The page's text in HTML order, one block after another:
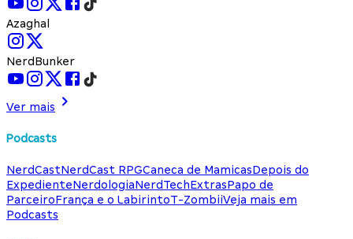
Azaghal
NerdBunker
Ver mais
Podcasts
NerdCastNerdCast RPGCaneca de MamicasDepois do
ExpedienteNerdologiaNerdTechExtrasPapo de
ParceiroFrança e o LabirintoT-ZombiiVeja mais em
Podcasts